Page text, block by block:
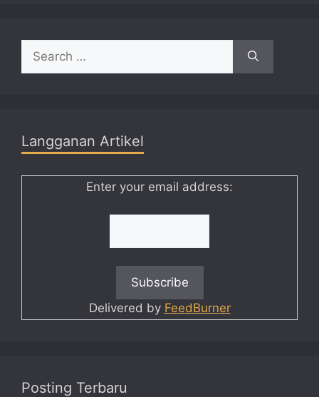
Search
for:
Langganan Artikel
Enter your email address:
Delivered by FeedBurner
Posting Terbaru